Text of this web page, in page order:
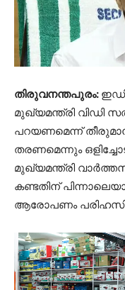
തിരുവനന്തപുരം:
മുഖ്യമന്ത്രി വിഡി
പറയണമെന്ന്
തരണമെന്നും
മുഖ്യമന്ത്രി
കണ്ടതിന്
ആരോപണം